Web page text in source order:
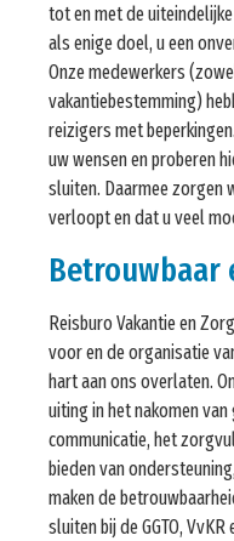
tot en met de
als enige doel, u een
Onze medewerkers
vakantiebestemming)
reizigers met
uw wensen en proberen
sluiten. Daarmee zorgen
verloopt en dat u veel
Betrouwbaar
Reisburo Vakantie en
voor en de organisatie
hart aan ons overlaten.
uiting in het nakomen
communicatie, het
bieden van
maken de
sluiten bij de GGTO,